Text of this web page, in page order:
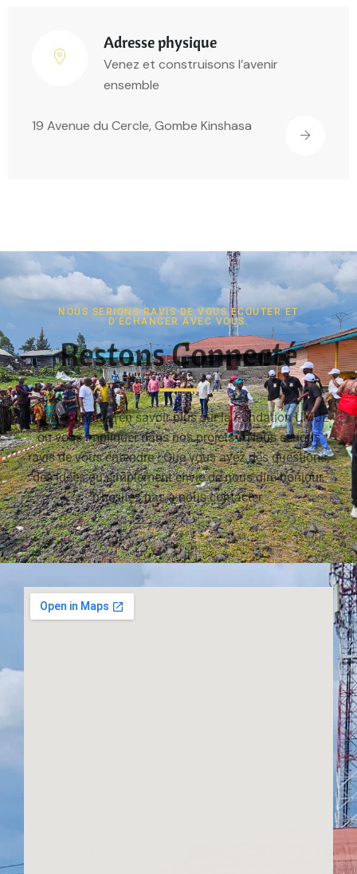
Adresse physique
Venez et construisons l’avenir
ensemble
19 Avenue du Cercle, Gombe Kinshasa
NOUS SERIONS RAVIS DE VOUS ÉCOUTER ET
D'ÉCHANGER AVEC VOUS.
Restons Connecté
Vous souhaitez en savoir plus sur la Fondation UMUE
ou vous impliquer dans nos projets ? Nous serions
ravis de vous entendre ! Que vous ayez des questions,
des idées ou simplement envie de nous dire bonjour,
n’hésitez pas à nous contacter.